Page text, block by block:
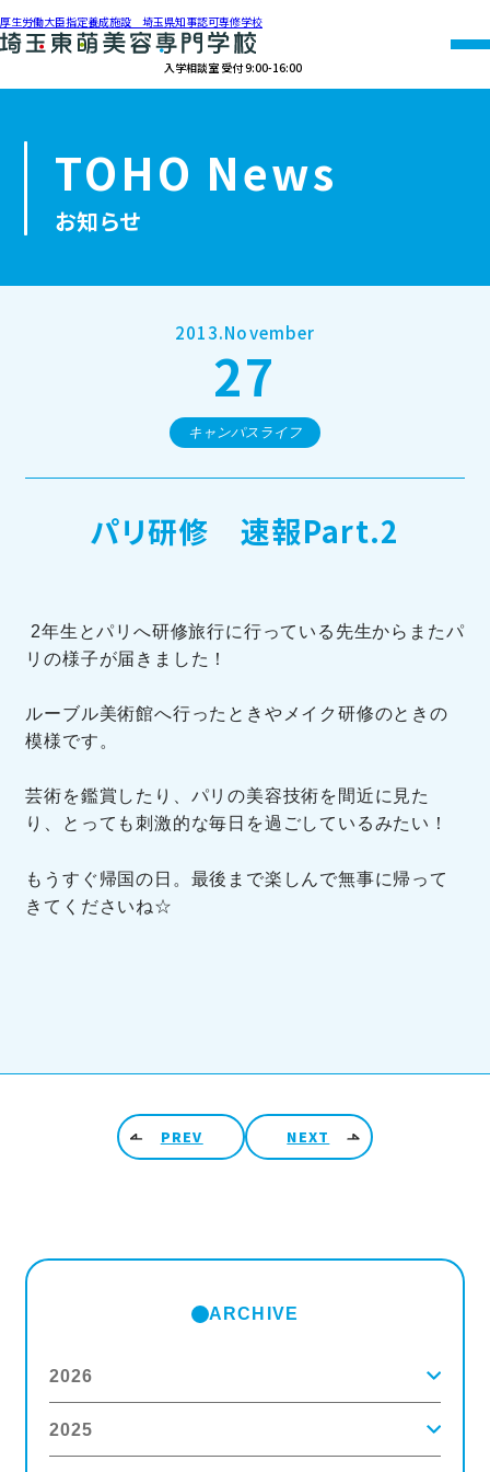
厚生労働大臣指定養成施設 埼玉県知事認可専修学校
入学相談室 受付 9:00-16:00
アクセス 資料請求
学校紹介
学科紹介
オープンキャンパス・個別相談
訪問者別メニュー
TOHOブログ
TOHO News
お知らせ
2013.November
27
キャンパスライフ
パリ研修 速報Part.2
2年生とパリへ研修旅行に行っている先生からまたパ
リの様子が届きました！
ルーブル美術館へ行ったときやメイク研修のときの
模様です。
芸術を鑑賞したり、パリの美容技術を間近に見た
り、とっても刺激的な毎日を過ごしているみたい！
もうすぐ帰国の日。最後まで楽しんで無事に帰って
きてくださいね☆
投稿ナビゲーションPREV NEXT
ARCHIVE
2026
2026年8月
2025